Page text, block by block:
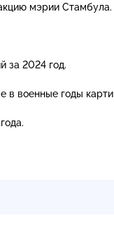
мэрии Стамбула.
за 2024 год.
в военные годы